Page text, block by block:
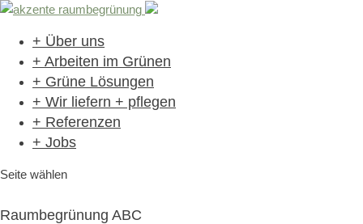
+ Über uns
+ Arbeiten im Grünen
+ Grüne Lösungen
+ Wir liefern + pflegen
+ Referenzen
+ Jobs
Seite wählen
Raumbegrünung ABC